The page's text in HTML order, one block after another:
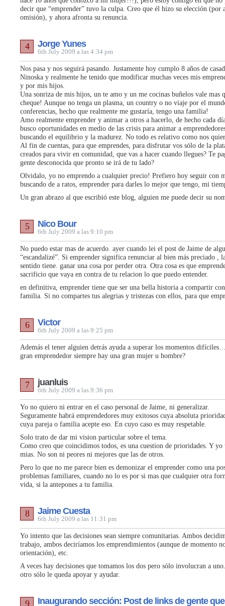
decir que “emprender” tuvo la culpa. Creo que él hizo su elección (por
omisión), y ahora afronta su renuncia.
Jorge Yunes
6th July 2009 a las 4:34 pm
4
Nos pasa y nos seguirá pasando. Justamente hoy cumplo 8 años de
Ninoska y realmente he tenido que modificar muchas veces mis
y por mis hijos.
Una sonriza de mis hijos, un te amo y un me cocinas buñelos vale mas
cheque! Aunque no tenga un plasma, un country o no viaje por el
conferencias, hecho que realmente me gustaría, tengo una familia!
Amo realmente emprender y animar a otros a hacerlo, de hecho cada
busco oportunidades en medio de las crisis para animar a
buscando el equilibrio y la madurez. No todo es relativo como nos
Al fin de cuentas, para que emprendes, para disfrutar vos sólo de la
creados para vivir en comunidad, que vas a hacer cuando llegues? Te
gente desconocida que pronto se irá de tu lado?
Olvidalo, yo no emprendo a cualquier precio! Prefiero hoy seguir con
buscando de a ratos, emprender para darles lo mejor que tengo, mi
Un gran abrazo al que escribió este blog, alguien me puede decir su
Nico Bour
6th July 2009 a las 9:10 pm
5
No puedo estar mas de acuerdo. ayer cuando lei el post de Jaime de
“escandalizé”. Si emprender significa renunciar al bien más preciado ,
sentido tiene. ganar una cosa por perder otra. Otra cosa es que
sacrificio que vaya en contra de tu relacion lo que puedo entender.
en definitiva, emprender tiene que ser una bella historia a compartir
familia. Si no compartes tus alegrias y tristezas con ellos, para que
Victor
6th July 2009 a las 9:25 pm
6
Además el tener alguien detrás ayuda a superar los momentos
gran emprendedor siempre hay una gran mujer u hombre?
juanluis
6th July 2009 a las 9:36 pm
7
Yo no quiero ni entrar en el caso personal de Jaime, ni generalizar.
Seguramente habrá emprendedores muy exitosos cuya absoluta
cuya pareja o familia acepte eso. En cuyo caso es muy respetable.
Solo trato de dar mi vision particular sobre el tema.
Como creo que coincidimos todos, es una cuestion de prioridades. Y yo
mias. No son ni peores ni mejores que las de otros.
Pero lo que no me parece bien es demonizar el emprender como una
problemas familiares, cuando no lo es por si mas que cualquier otra
vida, si la antepones a tu familia.
Jaime Cuesta
6th July 2009 a las 11:31 pm
8
Yo intento que las decisiones sean siempre comunitarias. Ambos
trabajo, ambos deciríamos los emprendimientos (aunque de momento
orientación), etc.
A veces hay decisiones que tomamos los dos pero sólo involucran a
otro sólo le queda apoyar y ayudar.
Inaugurando sección: Post de links de gente
9